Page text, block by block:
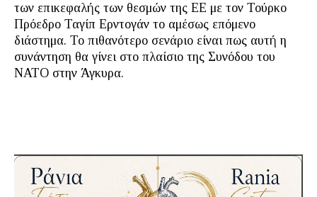
των επικεφαλής των θεσμών της ΕΕ με τον Τούρκο
Πρόεδρο Ταγίπ Ερντογάν το αμέσως επόμενο
διάστημα. Το πιθανότερο σενάριο είναι πως αυτή η
συνάντηση θα γίνει στο πλαίσιο της Συνόδου του
ΝΑΤΟ στην Άγκυρα.